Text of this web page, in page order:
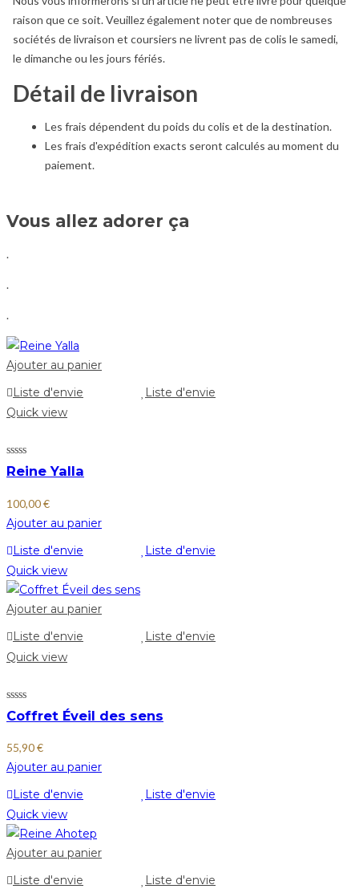
raison que ce soit. Veuillez également noter que de nombreuses
sociétés de livraison et coursiers ne livrent pas de colis le samedi,
le dimanche ou les jours fériés.
Détail de livraison
Les frais dépendent du poids du colis et de la destination.
Les frais d'expédition exacts seront calculés au moment du
paiement.
Vous allez adorer ça
.
.
.
Ajouter au panier
Liste d'envie
Liste d'envie
Quick view
Reine Yalla
100,00€
Ajouter au panier
Liste d'envie
Liste d'envie
Quick view
Ajouter au panier
Liste d'envie
Liste d'envie
Quick view
Coffret Éveil des sens
55,90€
Ajouter au panier
Liste d'envie
Liste d'envie
Quick view
Ajouter au panier
Liste d'envie
Liste d'envie